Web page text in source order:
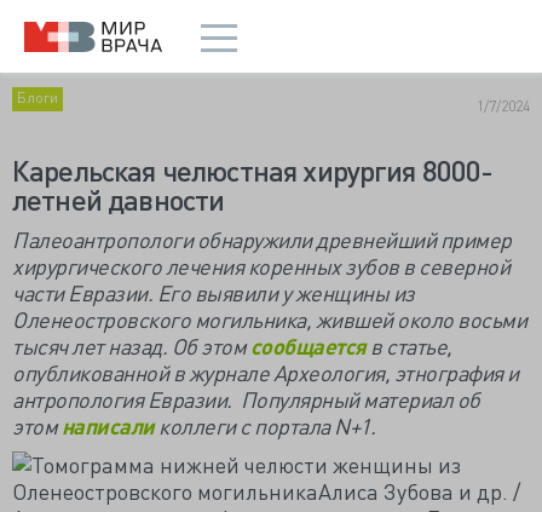
Блоги 1/7/2024
Карельская челюстная хирургия 8000-
летней давности
Палеоантропологи обнаружили древнейший пример
хирургического лечения коренных зубов в северной
части Евразии. Его выявили у женщины из
Оленеостровского могильника, жившей около восьми
тысяч лет назад. Об этомсообщается в статье,
опубликованной в журнале Археология, этнография и
антропология Евразии. Популярный материал об
этом написали коллеги с портала N+1.